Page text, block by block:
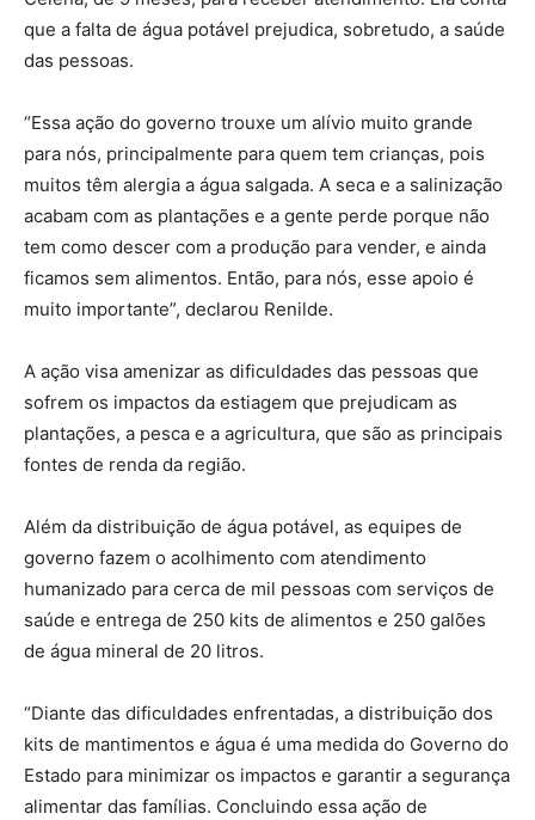
que a falta de água potável prejudica, sobretudo, a saúde
das pessoas.
“Essa ação do governo trouxe um alívio muito grande
para nós, principalmente para quem tem crianças, pois
muitos têm alergia a água salgada. A seca e a salinização
acabam com as plantações e a gente perde porque não
tem como descer com a produção para vender, e ainda
ficamos sem alimentos. Então, para nós, esse apoio é
muito importante”, declarou Renilde.
A ação visa amenizar as dificuldades das pessoas que
sofrem os impactos da estiagem que prejudicam as
plantações, a pesca e a agricultura, que são as principais
fontes de renda da região.
Além da distribuição de água potável, as equipes de
governo fazem o acolhimento com atendimento
humanizado para cerca de mil pessoas com serviços de
saúde e entrega de 250 kits de alimentos e 250 galões
de água mineral de 20 litros.
“Diante das dificuldades enfrentadas, a distribuição dos
kits de mantimentos e água é uma medida do Governo do
Estado para minimizar os impactos e garantir a segurança
alimentar das famílias. Concluindo essa ação de